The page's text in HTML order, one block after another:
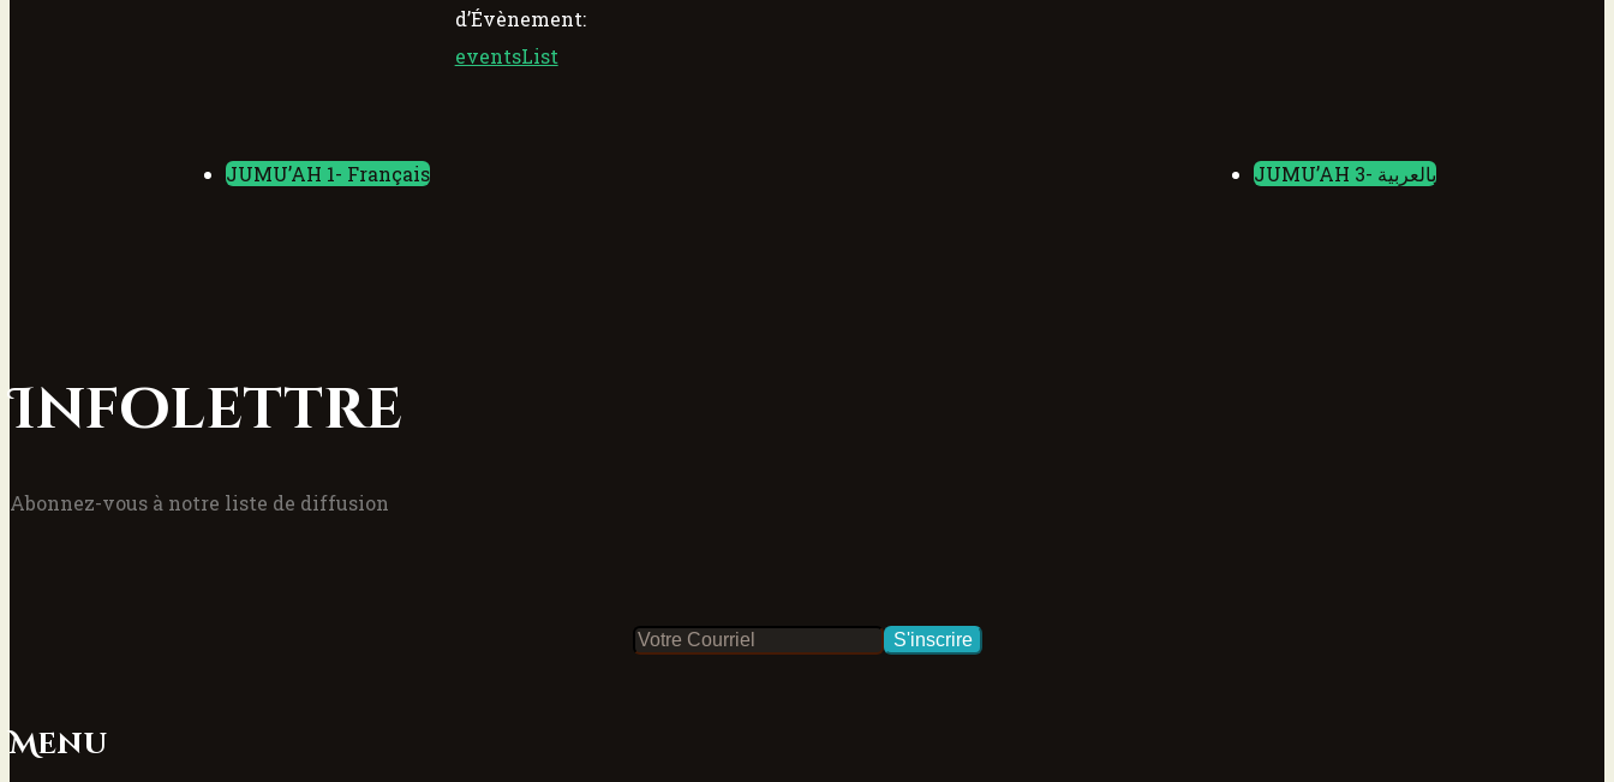
d’Évènement:
eventsList
JUMU’AH 1- Français JUMU’AH 3- بالعربية
Infolettre
Abonnez-vous à notre liste de diffusion
S'inscrire
Menu